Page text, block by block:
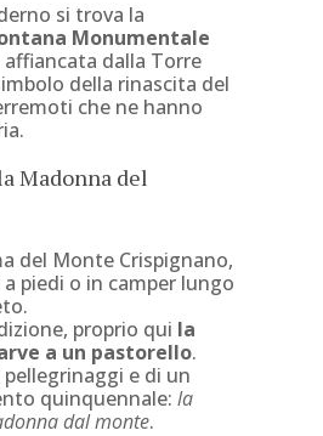
si trova la
Monumentale
affiancata dalla Torre
della rinascita del
che ne hanno
Madonna del
del Monte Crispignano,
piedi o in camper lungo
proprio qui la
a un pastorello.
e di un
quinquennale: la
dal monte.